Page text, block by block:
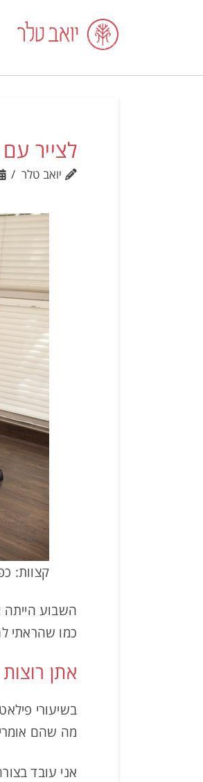
לצייר
יואב טלר
קצוות:
השבוע הייתה
כמו שהראתי
אתן
בשיעורי
מה שהם
אני עובד